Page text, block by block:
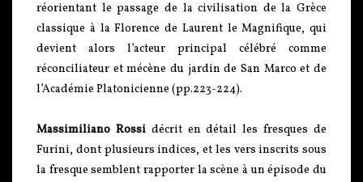
réorientant le passage de la civilisation de la Grèce
classique à la Florence de Laurent le Magnifique, qui
devient alors l’acteur principal célébré comme
réconciliateur et mécène du jardin de San Marco et de
l’Académie Platonicienne (pp.223-224).
Massimiliano Rossidécrit en détail les fresques de
Furini, dont plusieurs indices, et les vers inscrits sous
la fresque semblent rapporter la scène à un épisode du